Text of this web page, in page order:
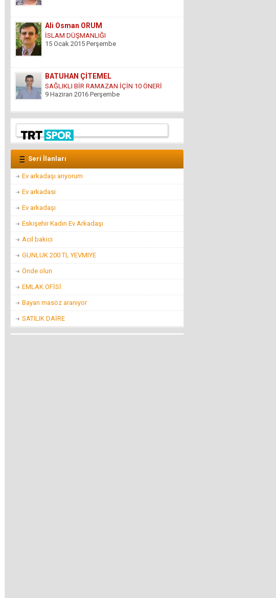
BATUHAN ÇİTEMEL
SAĞLIKLI BİR RAMAZAN İÇİN 10 ÖNERİ
9 Haziran 2016 Perşembe
GÜNDOĞDU YILDIRIM
ÇARESİZLİK
9 Haziran 2016 Perşembe
Hüseyin DÜŞ
İlkyardımcılara kim yardım edecek!..
8 Nisan 2016 Cuma
Hüseyin GÜVEN
BİR ŞEY ANCAK DEĞERİNİ BİLENİN YANINDA
KIYMETLİDİR...
22 Temmuz 2016 Cuma
Konuk Yazar
Belediyeyi hesap uzmanı yönetiyor ama balık
istifi tramvay zarar ediyor!
19 Haziran 2016 Pazar
Mehmet KIZILKAYA
İnsanlığın Bitiş Noktası “Öldürmek!”
11 Ağustos 2016 Perşembe
Mehti Saraç
Seri İlanları
Ev arkadaşı arıyorum
Ev arkadasi
Ev arkadaşı
Eskişehir Kadın Ev Arkadaşı
Acil bakici
GUNLUK 200 TL YEVMIYE
Önde olun
EMLAK OFİSİ
Bayan masöz aranıyor
SATILIK DAİRE